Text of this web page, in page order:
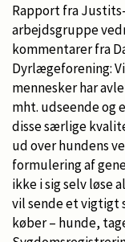
Rapport fra
arbejdsgruppe
kommentarer fra
Dyrlægeforening:
mennesker har
mht. udseende og
disse særlige
ud over hundens
formulering af
ikke i sig selv løse
vil sende et vigtigt
køber – hunde,